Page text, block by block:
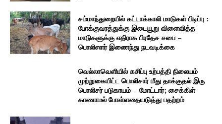
சம்மாந்துறையில் கட்டாக்காலி மாடுகள் பிடிப்பு :
போக்குவரத்துக்கு இடையூறு விளைவித்த
மாடுகளுக்கு எதிராக பிரதேச சபை –
பொலிஸார் இணைந்து நடவடிக்கை
வெல்லாவெளியில் கசிப்பு உற்பத்தி நிலையம்
முற்றுகையிட்ட பொலிசார் மீது தாக்குதல் இரு
பொலிசர் படுகாயம் – மோட்டார்; சைக்கிள்
காணாமல் போள்ளதையடுத்து பதற்றம்